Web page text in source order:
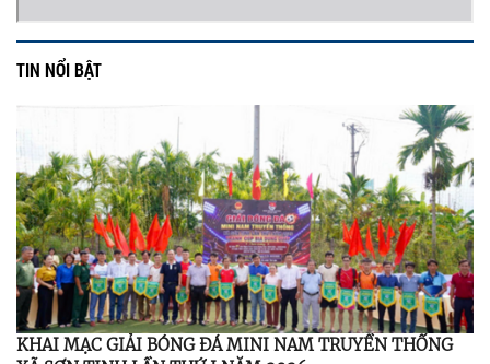
TIN NỔI BẬT
KHAI MẠC GIẢI BÓNG ĐÁ MINI NAM TRUYỀN THỐNG